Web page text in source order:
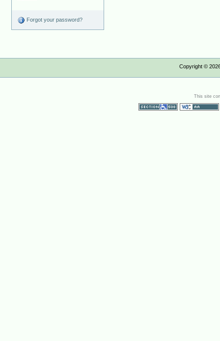
Forgot your password?
Copyright ©
This site